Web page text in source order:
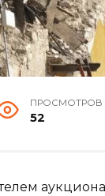
ПРОСМОТРОВ
52